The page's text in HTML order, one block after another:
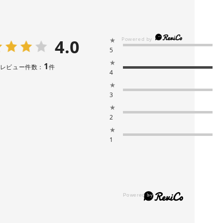
4.0
レビュー件数： 1件
★
5
★
4
★
3
★
2
★
1